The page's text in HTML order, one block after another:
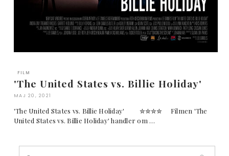
FILM
'The United States vs. Billie Holiday'
MAJ 20, 2021
'The United States vs. Billie Holiday' ✮✮✮✮ Filmen 'The
United States vs. Billie Holiday' handler om …